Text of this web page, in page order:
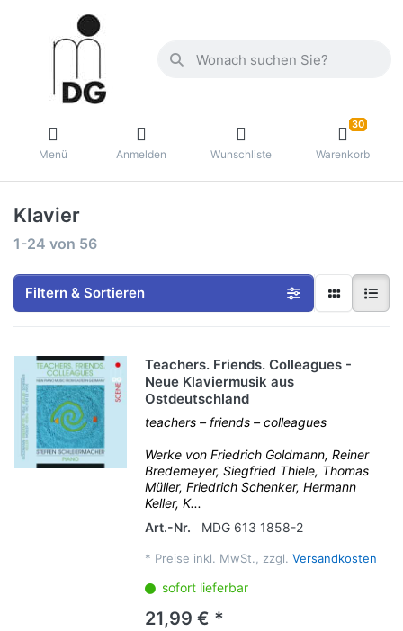
Menü Anmelden Wunschliste
30
Warenkorb
Klavier
1-24 von 56
Filtern & Sortieren
Teachers. Friends. Colleagues -
Neue Klaviermusik aus
Ostdeutschland
teachers – friends – colleagues
Werke von Friedrich Goldmann, Reiner
Bredemeyer, Siegfried Thiele, Thomas
Müller, Friedrich Schenker, Hermann
Keller, K...
Art.-Nr.
MDG 613 1858-2
* Preise inkl. MwSt., zzgl. Versandkosten
sofort lieferbar
21,99 € *